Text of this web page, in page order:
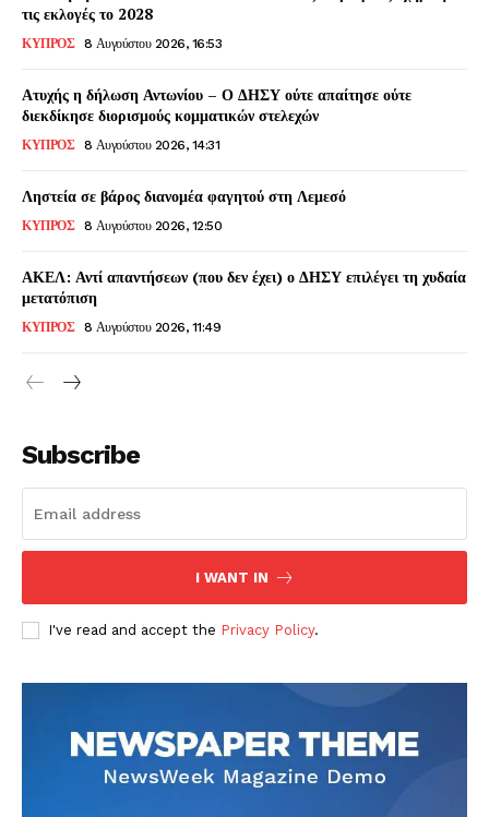
τις εκλογές το 2028
ΚΥΠΡΟΣ 8 Αυγούστου 2026, 16:53
Ατυχής η δήλωση Αντωνίου – Ο ΔΗΣΥ ούτε απαίτησε ούτε
διεκδίκησε διορισμούς κομματικών στελεχών
ΚΥΠΡΟΣ 8 Αυγούστου 2026, 14:31
Ληστεία σε βάρος διανομέα φαγητού στη Λεμεσό
ΚΥΠΡΟΣ 8 Αυγούστου 2026, 12:50
ΑΚΕΛ: Αντί απαντήσεων (που δεν έχει) ο ΔΗΣΥ επιλέγει τη χυδαία
μετατόπιση
ΚΥΠΡΟΣ 8 Αυγούστου 2026, 11:49
Subscribe
I WANT IN
I've read and accept the Privacy Policy.